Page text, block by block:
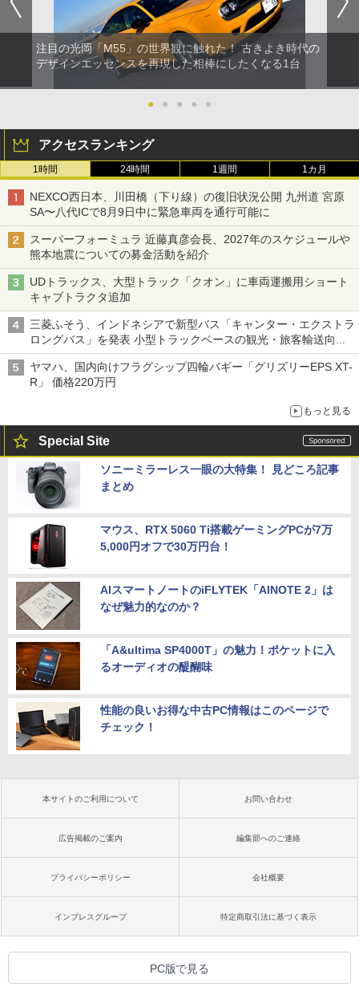
注目の光岡「M55」の世界観に触れた！ 古きよき時代の
デザインエッセンスを再現した相棒にしたくなる1台
● ● ● ● ●
アクセスランキング
1時間 24時間 1週間 1カ月
NEXCO西日本、川田橋（下り線）の復旧状況公開 九州道 宮原
SA〜八代ICで8月9日中に緊急車両を通行可能に
スーパーフォーミュラ 近藤真彦会長、2027年のスケジュールや
熊本地震についての募金活動を紹介
UDトラックス、大型トラック「クオン」に車両運搬用ショート
キャブトラクタ追加
三菱ふそう、インドネシアで新型バス「キャンター・エクストラ
ロングバス」を発表 小型トラックベースの観光・旅客輸送向け
バス
ヤマハ、国内向けフラグシップ四輪バギー「グリズリーEPS XT-
R」 価格220万円
もっと見る
Special Site
ソニーミラーレス一眼の大特集！ 見どころ記事
まとめ
マウス、RTX 5060 Ti搭載ゲーミングPCが7万
5,000円オフで30万円台！
AIスマートノートのiFLYTEK「AINOTE 2」は
なぜ魅力的なのか？
「A&ultima SP4000T」の魅力！ポケットに入
るオーディオの醍醐味
性能の良いお得な中古PC情報はこのページで
チェック！
本サイトのご利用について お問い合わせ
広告掲載のご案内 編集部へのご連絡
プライバシーポリシー 会社概要
インプレスグループ 特定商取引法に基づく表示
PC版で見る